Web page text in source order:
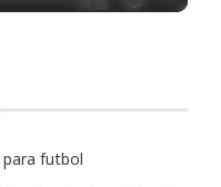
futbol